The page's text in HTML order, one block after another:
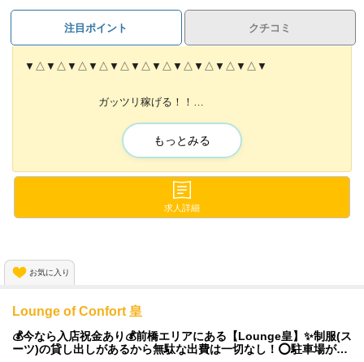
注目ポイント クチコミ
▼△▼△▼△▼△▼△▼△▼△▼△▼△▼△▼△▼
ガッツリ稼げる！！
内装が面白い&未経験の方でも働きやすい♪✨
▼△▼△▼△▼△▼△▼△▼△▼△▼△▼△▼△▼
内装は某有名アミューズメントランドを
＼正社員,週5で入れるアルバイト希望者は特に急募・歓迎いたしま
💎稼ぎやすい環境
もっとみる
求人詳細
お気に入り
Lounge of Confort 皇
💰今なら入店祝金あり💰前橋エリアにある【Lounge皇】✨制服(ス
ーツ)の貸し出しがあるから無駄な出費は一切なし！⭕️駐車場があ